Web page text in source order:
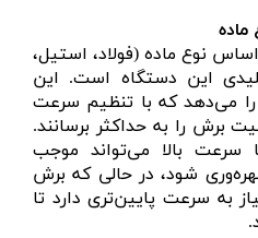
نوع ماده (فولاد، استیل،
کلیدی این دستگاه است. این
را می‌دهد که با تنظیم سرعت
برش را به حداکثر برسانند.
سرعت بالا می‌تواند موجب
شود، در حالی که برش
به سرعت پایین‌تری دارد تا